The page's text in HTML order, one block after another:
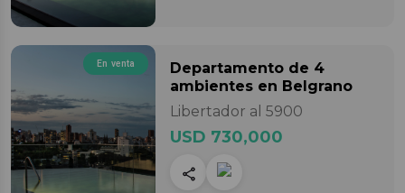
En venta Departamento de 4
ambientes en Belgrano
Libertador al 5900
USD 730,000